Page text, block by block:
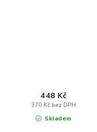
Skladem
370 Kč bez DPH
448 Kč